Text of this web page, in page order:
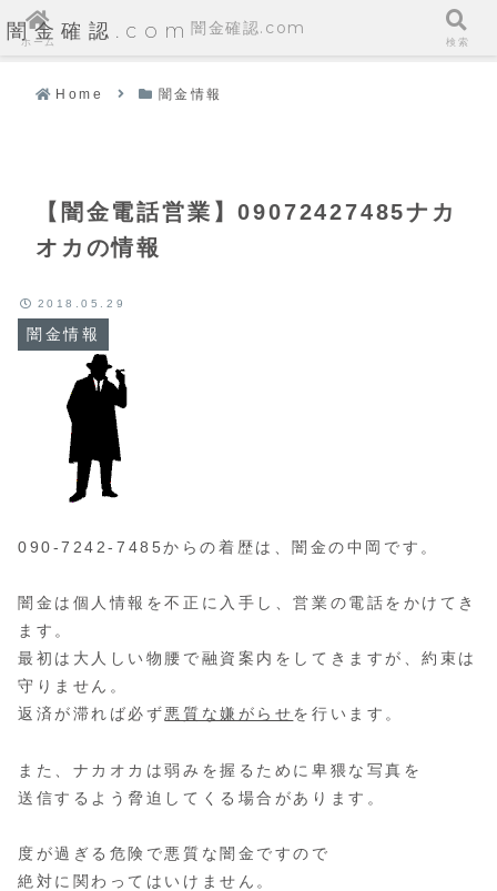
闇金確認.com
Home 闇金情報
【闇金電話営業】09072427485ナカ
オカの情報
闇金情報
2018.05.29
090-7242-7485からの着歴は、闇金の中岡です。
闇金は個人情報を不正に入手し、営業の電話をかけてき
ます。
最初は大人しい物腰で融資案内をしてきますが、約束は
守りません。
返済が滞れば必ず悪質な嫌がらせを行います。
また、ナカオカは弱みを握るために卑猥な写真を
送信するよう脅迫してくる場合があります。
度が過ぎる危険で悪質な闇金ですので
絶対に関わってはいけません。
ホーム
闇金確認.com
検索